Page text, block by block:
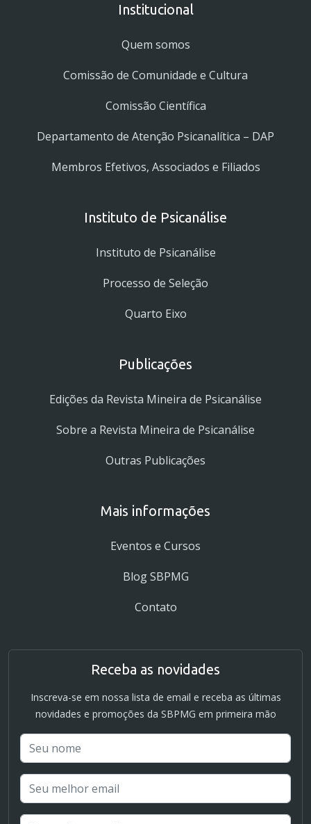
Institucional
Quem somos
Comissão de Comunidade e Cultura
Comissão Científica
Departamento de Atenção Psicanalítica – DAP
Membros Efetivos, Associados e Filiados
Instituto de Psicanálise
Instituto de Psicanálise
Processo de Seleção
Quarto Eixo
Publicações
Edições da Revista Mineira de Psicanálise
Sobre a Revista Mineira de Psicanálise
Outras Publicações
Mais informações
Eventos e Cursos
Blog SBPMG
Contato
Receba as novidades
Inscreva-se em nossa lista de email e receba as últimas
novidades e promoções da SBPMG em primeira mão